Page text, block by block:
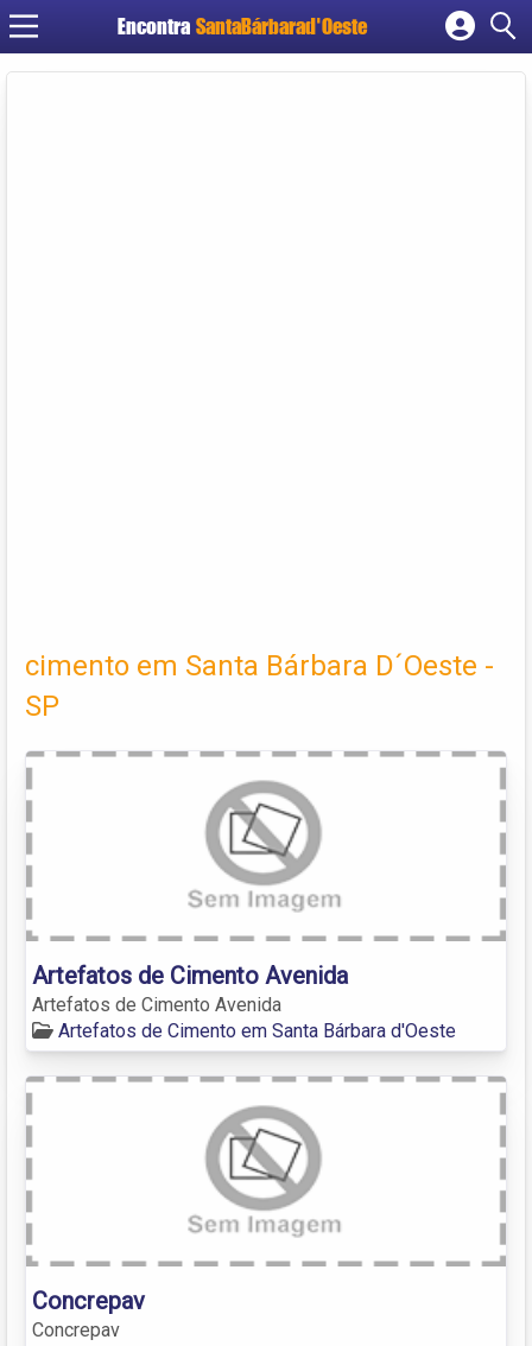
Encontra SantaBárbarad'Oeste
Cadastrar empresa
cimento em Santa Bárbara D´Oeste -
SP
Artefatos de Cimento Avenida
Artefatos de Cimento Avenida
Artefatos de Cimento em Santa Bárbara d'Oeste
Concrepav
Concrepav